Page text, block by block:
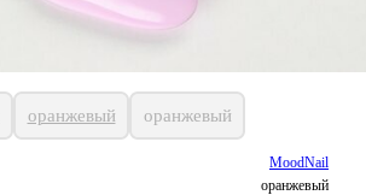
оранжевый оранжевый
MoodNail
оранжевый